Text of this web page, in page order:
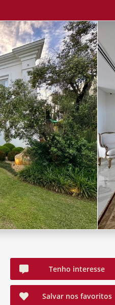
Tenho interesse
Salvar nos favoritos